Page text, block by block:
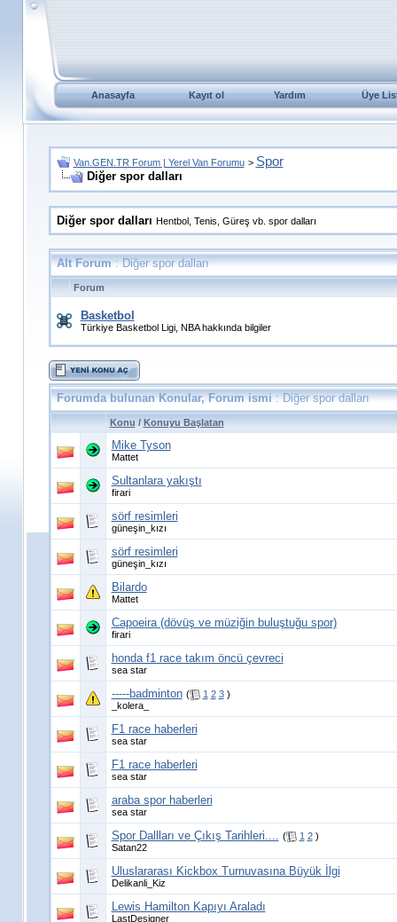
Anasayfa Kayıt ol Yardım Üye
Van.GEN.TR Forum | Yerel Van Forumu > Spor
Diğer spor dalları
Diğer spor dalları Hentbol, Tenis, Güreş vb. spor dalları
Alt Forum: Diğer spor dalları
Forum
Basketbol
Türkiye Basketbol Ligi, NBA hakkında bilgiler
Forumda bulunan Konular, Forum ismi: Diğer spor dalları
Konu / Konuyu Başlatan
Mike Tyson
Mattet
Sultanlara yakıştı
firari
sörf resimleri
güneşin_kızı
sörf resimleri
güneşin_kızı
Bilardo
Mattet
Capoeira (dövüş ve müziğin buluştuğu spor)
firari
honda f1 race takım öncü çevreci
sea star
-----badminton ( 1 2 3 )
_kolera_
F1 race haberleri
sea star
F1 race haberleri
sea star
araba spor haberleri
sea star
Spor Dallları ve Çıkış Tarihleri.... ( 1 2 )
Satan22
Uluslararası Kickbox Turnuvasına Büyük İlgi
Delikanli_Kiz
Lewis Hamilton Kapıyı Araladı
LastDesiqner